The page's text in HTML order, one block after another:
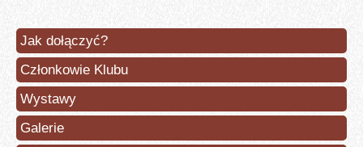
Jak dołączyć?
Członkowie Klubu
Wystawy
Galerie